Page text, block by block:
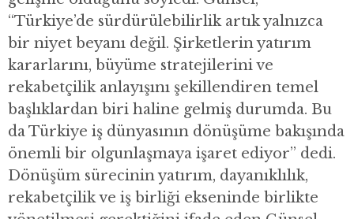
“Türkiye’de sürdürülebilirlik artık yalnızca
bir niyet beyanı değil. Şirketlerin yatırım
kararlarını, büyüme stratejilerini ve
rekabetçilik anlayışını şekillendiren temel
başlıklardan biri haline gelmiş durumda. Bu
da Türkiye iş dünyasının dönüşüme bakışında
önemli bir olgunlaşmaya işaret ediyor” dedi.
Dönüşüm sürecinin yatırım, dayanıklılık,
rekabetçilik ve iş birliği ekseninde birlikte